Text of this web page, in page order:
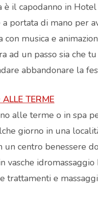
è il capodanno in
a portata di mano per
con musica e
ad un passo sia che
abbandonare la
TERME
alle terme o in spa
giorno in una
un centro benessere
vasche idromassaggio
trattamenti e